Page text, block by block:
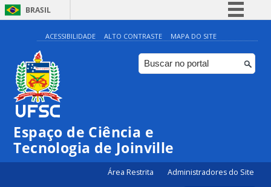
BRASIL
Simplifique!
Comunica BR
Participe
ACESSIBILIDADE ALTO CONTRASTE MAPA DO SITE
Espaço de Ciência e
Tecnologia de Joinville
Área Restrita Administradores do Site